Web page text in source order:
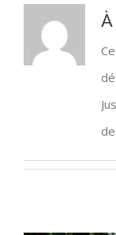
POURQUOI
QU’EST CE
Le
MA
Vidéos –